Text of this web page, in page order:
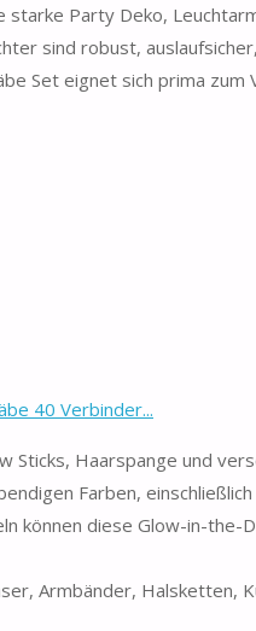
Party Deko,
sind robust,
eignet sich prima zum
40 Verbinder...
Sticks, Haarspange und
Farben,
können diese Glow-in-
Armbänder, Halsketten,